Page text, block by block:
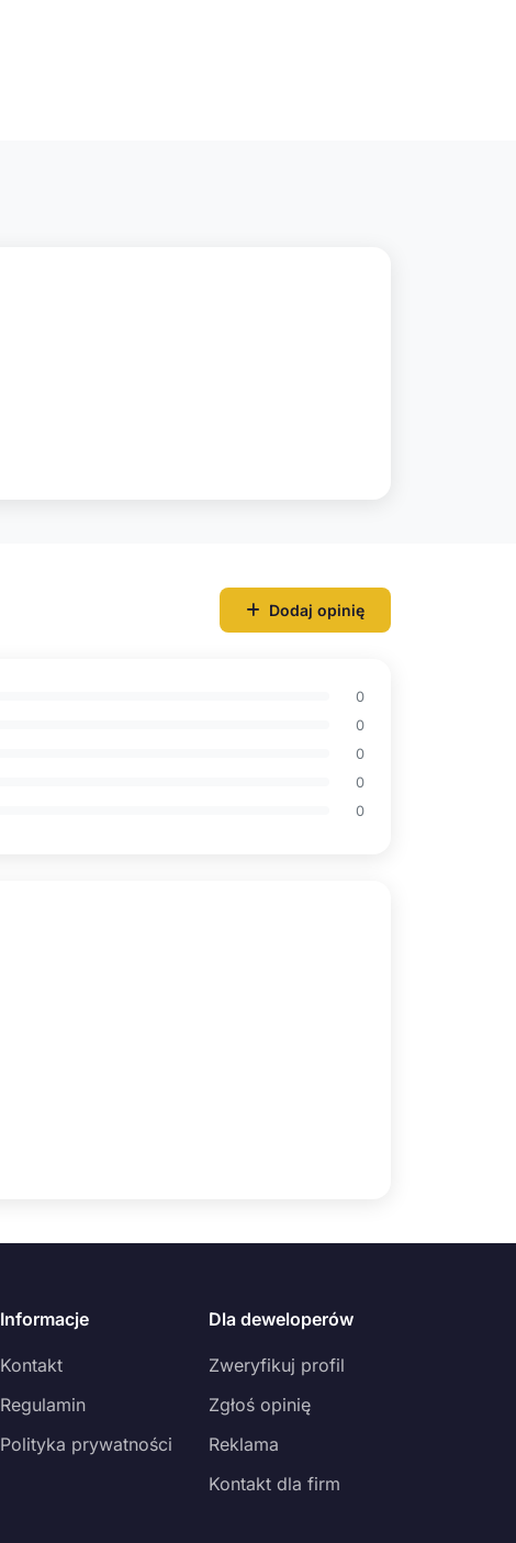
Dodaj opinię
0
0
0
0
0
Informacje
Kontakt
Regulamin
Polityka prywatności
Dla deweloperów
Zweryfikuj profil
Zgłoś opinię
Reklama
Kontakt dla firm